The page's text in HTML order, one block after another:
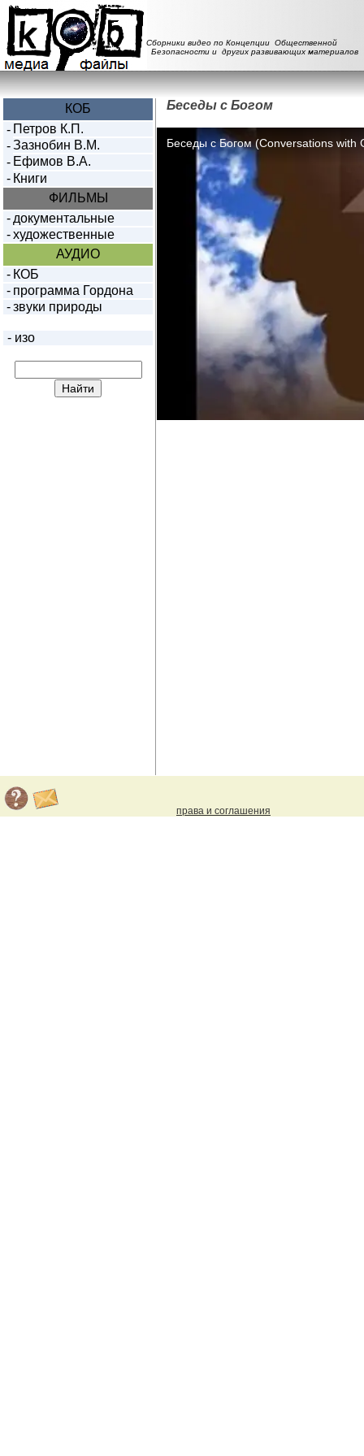
Сборники видео по Концепции Общественной
Безопасности и других развивающих материалов
КОБ
- Петров К.П.
- Зазнобин В.М.
- Ефимов В.А.
- Книги
ФИЛЬМЫ
- документальные
- художественные
АУДИО
- КОБ
- программа Гордона
- звуки природы
- изо
Беседы с Богом
права и соглашения